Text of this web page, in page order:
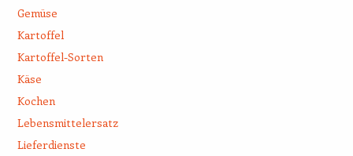
Gemüse
Kartoffel
Kartoffel-Sorten
Käse
Kochen
Lebensmittelersatz
Lieferdienste